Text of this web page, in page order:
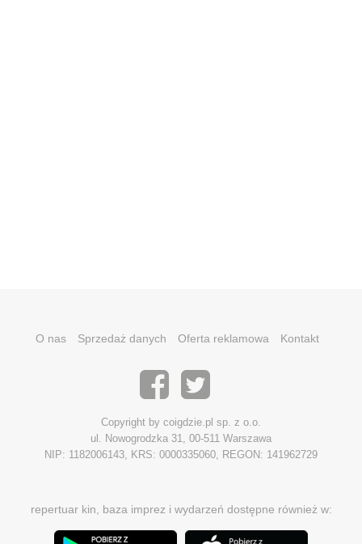
O nas Sprzedaż danych Oferta reklamowa Kontakt
Copyright by coigdzie.pl sp. z o.o.
ul. Nowogrodzka 31, 00-511 Warszawa
NIP: 1182006143, KRS: 0000335060, REGON: 141962729
repertuar kin, baza imprez i wydarzeń dostępne również w: